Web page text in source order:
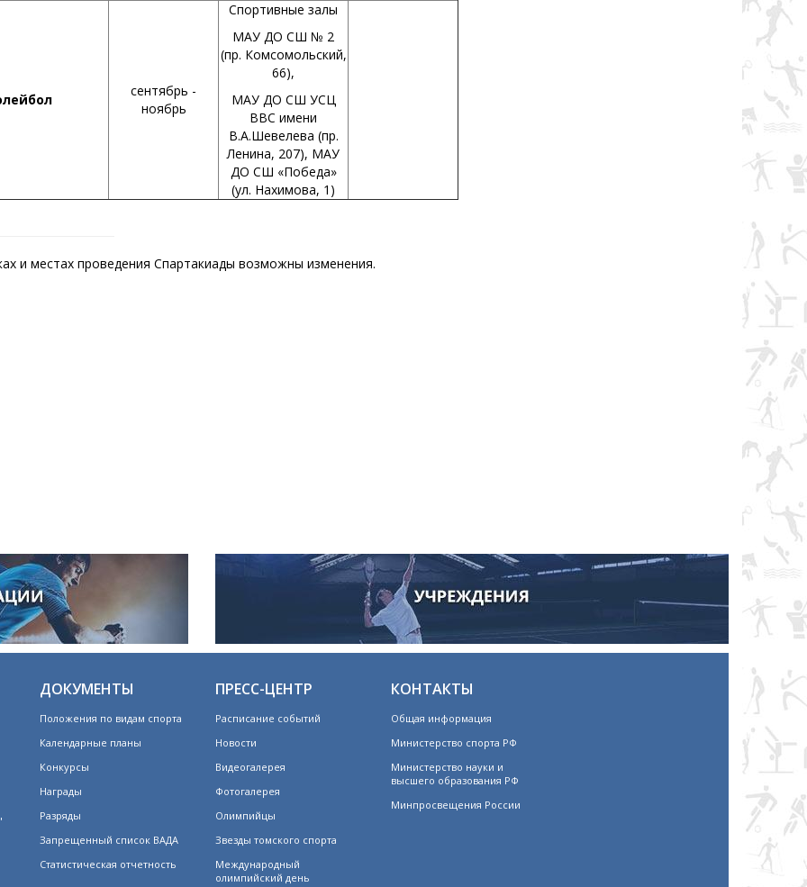
сентябрь -
ноябрь
Спортивные залы
МАУ ДО СШ № 2
(пр. Комсомольский,
66),
МАУ ДО СШ УСЦ
ВВС имени
В.А.Шевелева (пр.
Ленина, 207), МАУ
ДО СШ «Победа»
(ул. Нахимова, 1)
и местах проведения Спартакиады возможны изменения.
ДОКУМЕНТЫ
Положения по видам спорта
Календарные планы
Конкурсы
Награды
Разряды
Запрещенный список ВАДА
Статистическая отчетность
ПРЕСС-ЦЕНТР
Расписание событий
Новости
Видеогалерея
Фотогалерея
Олимпийцы
Звезды томского спорта
Международный
олимпийский день
КОНТАКТЫ
Общая информация
Министерство спорта РФ
Министерство науки и
высшего образования РФ
Минпросвещения России